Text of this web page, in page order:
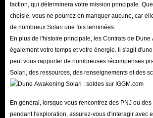
faction, qui déterminera votre mission principale.
choisie, vous ne pourrez en manquer aucune, car
de nombreux Solari une fois terminées.
En plus de l'histoire principale, les Contrats de Dune
également votre temps et votre énergie. Il s'agit
peut vous rapporter de nombreuses récompenses
Solari, des ressources, des renseignements et des
En général, lorsque vous rencontrez des PNJ ou
pendant l'exploration, assurez-vous d'interagir avec